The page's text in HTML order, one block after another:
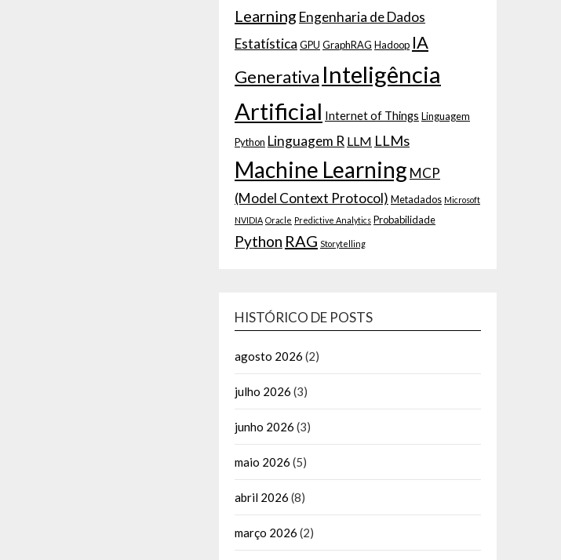
Learning Engenharia de Dados
Estatística GPU GraphRAG Hadoop IA
Generativa Inteligência
Artificial Internet of Things Linguagem
Python Linguagem R LLM LLMs
Machine Learning MCP
(Model Context Protocol) Metadados Microsoft
NVIDIA Oracle Predictive Analytics Probabilidade
Python RAG Storytelling
HISTÓRICO DE POSTS
agosto 2026 (2)
julho 2026 (3)
junho 2026 (3)
maio 2026 (5)
abril 2026 (8)
março 2026 (2)